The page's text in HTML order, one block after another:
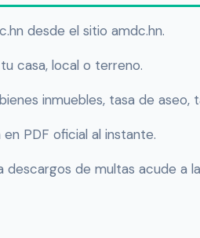
desde el sitio amdc.hn.
casa, local o terreno.
inmuebles, tasa de
PDF oficial al instante.
descargos de multas acude a